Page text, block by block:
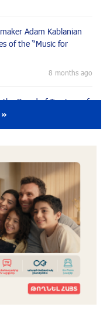
Adam Kablanian
of the “Music for
8 months ago
the Board of Trustees of
9 months ago
in Artsakh”
at the
Futura”
“Russian
9 months ago
in Artsakh” Program
to Moscow
9 months ago